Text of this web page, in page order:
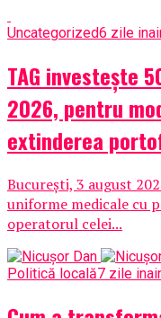
Uncategorized6 zile
TAG investește
2026, pentru
extinderea
București, 3 august
uniforme medicale cu
operatorul celei...
Politică locală7 zile